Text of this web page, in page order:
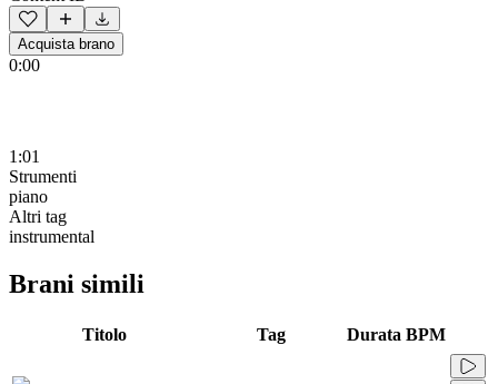
Acquista brano
0:00
1:01
Strumenti
piano
Altri tag
instrumental
Brani simili
Titolo Tag Durata BPM